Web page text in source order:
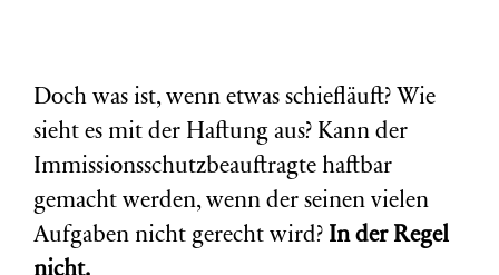
Doch was ist, wenn etwas schiefläuft? Wie
sieht es mit der Haftung aus? Kann der
Immissionsschutzbeauftragte haftbar
gemacht werden, wenn der seinen vielen
Aufgaben nicht gerecht wird? In der Regel